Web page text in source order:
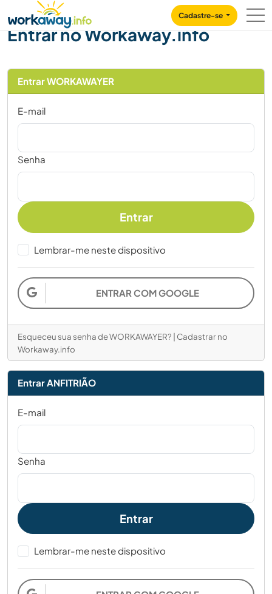
CONTENT
MAIN NAVIGATION
Cadastre-se
Entrar no Workaway.info
Entrar WORKAWAYER
E-mail
Senha
Entrar
Lembrar-me neste dispositivo
ENTRAR COM GOOGLE
Esqueceu sua senha de WORKAWAYER? | Cadastrar no
Workaway.info
Entrar ANFITRIÃO
E-mail
Senha
Entrar
Lembrar-me neste dispositivo